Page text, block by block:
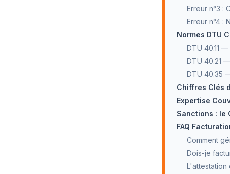
Erreur n°3 :
Erreur n°4 :
Normes DTU
DTU 40.11
DTU 40.21
DTU 40.35
Chiffres Clés
Expertise
Sanctions : le
FAQ
Comment
Dois-je